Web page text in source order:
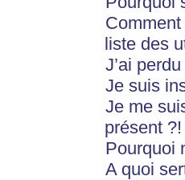
liste des
J’ai
Je suis
Je me
présent ?!
Pourquoi
A quoi